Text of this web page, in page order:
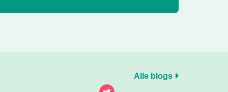
Alle blogs